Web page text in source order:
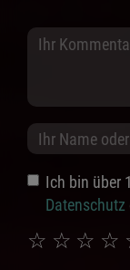
Ich bin über
Datenschutz
☆
☆
☆
☆